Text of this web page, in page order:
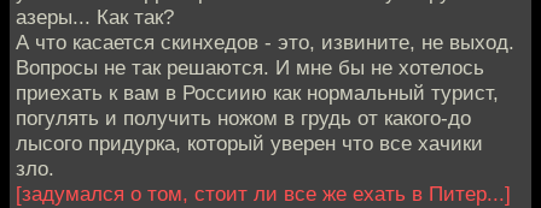
азеры... Как так?
А что касается скинхедов - это, извините, не выход.
Вопросы не так решаются. И мне бы не хотелось
приехать к вам в Россиию как нормальный турист,
погулять и получить ножом в грудь от какого-до
лысого придурка, который уверен что все хачики
зло.
[задумался о том, стоит ли все же ехать в Питер...]